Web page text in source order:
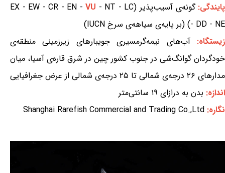
پایندگی:گونه‌ی آسیب‌پذیر (EX - EW - CR - EN - VU - NT - LC
- DD - NE) (بر پایه‌ی سیاهه‌ی سرخ IUCN)
زیستگاه:آب‌های نیمه‌گرمسیری جویبارهای زیرزمینی منطقه‌ی
خودگردان گوانگ‌شی در جنوب کشور چین در شرق قاره‌ی آسیا، میان
مدارهای ۲۶ درجه‌ی شمالی تا ۲۵ درجه‌ی شمالی از عرض جغرافیایی
اندازه: بدن به درازای ۱۹ سانتی‌متر
نگاره: Shanghai Rarefish Commercial and Trading Co.,Ltd